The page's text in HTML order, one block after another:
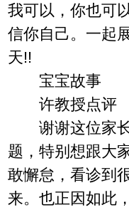
我可以，你也可
信你自己。一起
天!!
宝宝故事
许教授点评
谢谢这位家长
题，特别想跟大
敢懈怠，看诊到
来。也正因如此